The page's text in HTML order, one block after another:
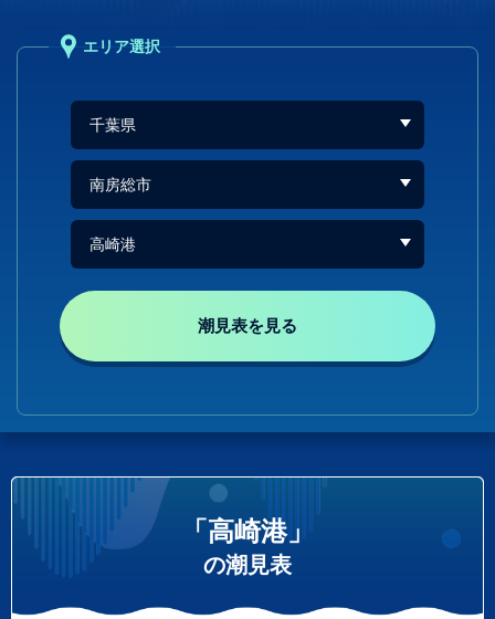
エリア選択
潮見表を見る
「高崎港」
の潮見表